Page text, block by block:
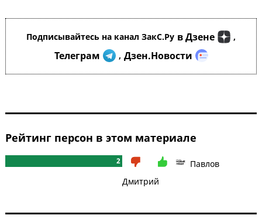
Подписывайтесь на канал ЗакС.Ру в Дзене ,
Телеграм , Дзен.Новости
Рейтинг персон в этом материале
2
Павлов
Дмитрий